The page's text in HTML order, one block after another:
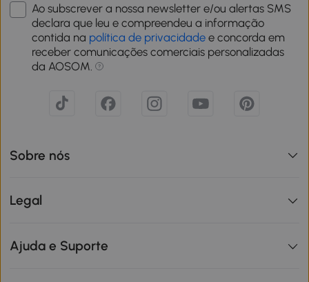
Ao subscrever a nossa newsletter e/ou alertas SMS
declara que leu e compreendeu a informação
contida na política de privacidade e concorda em
receber comunicações comerciais personalizadas
da AOSOM.
Sobre nós
Legal
Ajuda e Suporte